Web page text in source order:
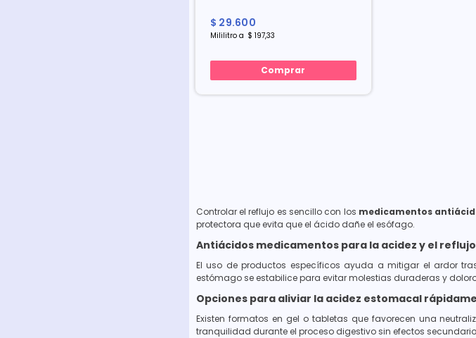
$ 29.600
Mililitroa $ 197,33
Comprar
Controlar el reflujo es sencillo con los medicamentos
protectora que evita que el ácido dañe el esófago.
Antiácidos medicamentos para la acidez y el reflujo
El uso de productos específicos ayuda a mitigar el ardor
estómago se estabilice para evitar molestias duraderas y
Opciones para aliviar la acidez estomacal
Existen formatos en gel o tabletas que favorecen una
tranquilidad durante el proceso digestivo sin efectos